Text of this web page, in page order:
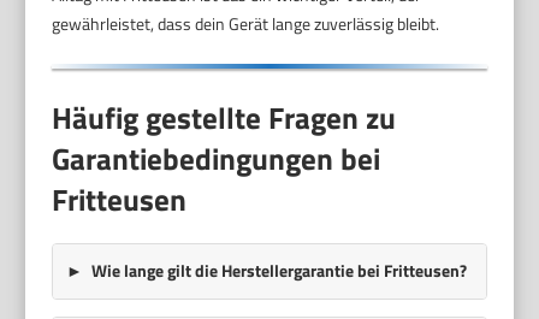
gewährleistet, dass dein Gerät lange zuverlässig bleibt.
Häufig gestellte Fragen zu
Garantiebedingungen bei
Fritteusen
Wie lange gilt die Herstellergarantie bei Fritteusen?